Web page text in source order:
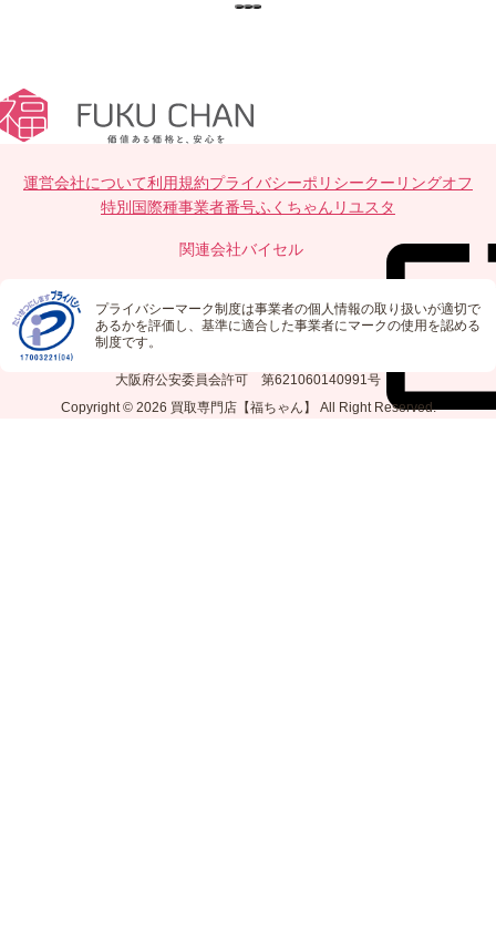
運営会社について利用規約プライバシーポリシークーリングオフ
特別国際種事業者番号ふくちゃんリユスタ
関連会社バイセル
プライバシーマーク制度は事業者の個人情報の取り扱いが適切で
あるかを評価し、基準に適合した事業者にマークの使用を認める
制度です。
大阪府公安委員会許可 第621060140991号
Copyright © 2026 買取専門店【福ちゃん】 All Right Reserved.